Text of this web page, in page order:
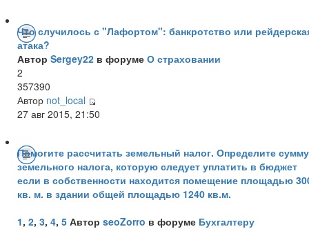
Что случилось с "Лафортом": банкротство или
атака?
Автор Sergey22 в форуме О страховании
2
357390
Автор not_local
27 авг 2015, 21:50
Помогите рассчитать земельный налог. Определите сумму
земельного налога, которую следует уплатить в бюджет
если в собственности находится помещение площадью
кв. м. в здании общей площадью 1240 кв.м.
1, 2, 3, 4, 5 Автор seoZorro в форуме Бухгалтеру